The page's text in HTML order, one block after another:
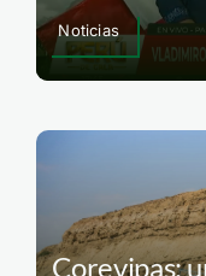
Noticias
Corevipas: